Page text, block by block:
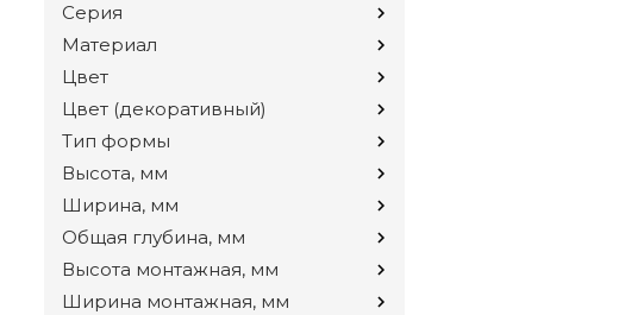
Серия
Материал
Цвет
Цвет (декоративный)
Тип формы
Высота, мм
Ширина, мм
Общая глубина, мм
Высота монтажная, мм
Ширина монтажная, мм